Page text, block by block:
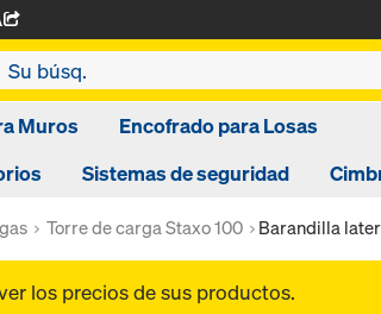
Muros
Encofrado para Losas
Sistemas de seguridad
Torre de carga Staxo 100 Barandilla
los precios de sus productos.